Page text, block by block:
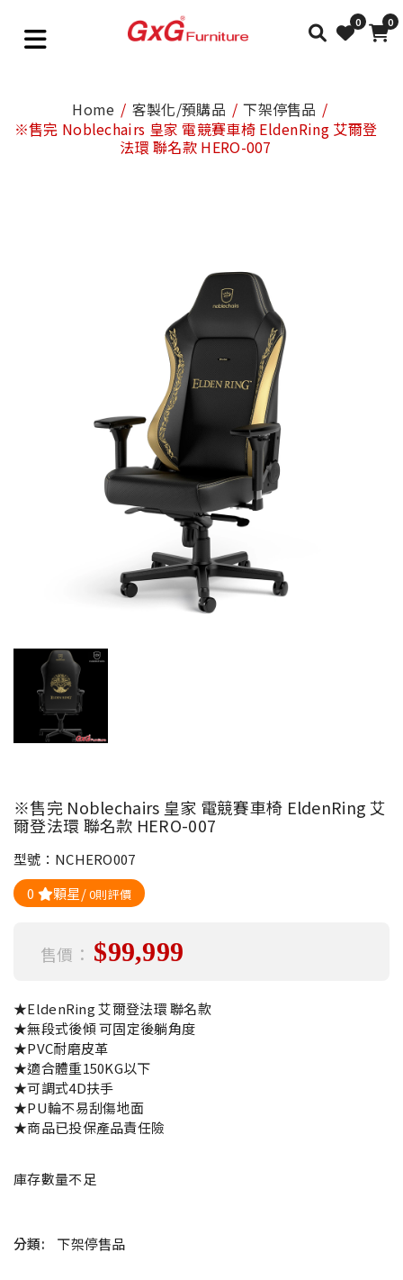
0 0
Home 客製化/預購品
下架停售品
※售完 Noblechairs 皇家 電競賽車椅 EldenRing 艾爾登
法環 聯名款 HERO-007
※售完 Noblechairs 皇家 電競賽車椅 EldenRing 艾
爾登法環 聯名款 HERO-007
型號：NCHERO007
0
顆星/0則評價
售價： $99,999
★EldenRing 艾爾登法環 聯名款
★無段式後傾 可固定後躺角度
★PVC耐磨皮革
★適合體重150KG以下
★可調式4D扶手
★PU輪不易刮傷地面
★商品已投保產品責任險
庫存數量不足
分類: 下架停售品